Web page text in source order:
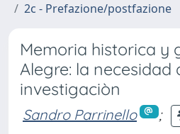
2c - Prefazione/postfazione
Memoria historica y
Alegre: la necesidad
investigaciòn
Sandro Parrinello
;